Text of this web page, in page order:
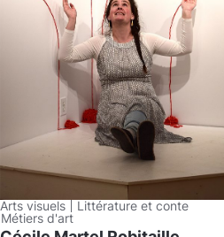
Arts visuels
Littérature et conte
Métiers d'art